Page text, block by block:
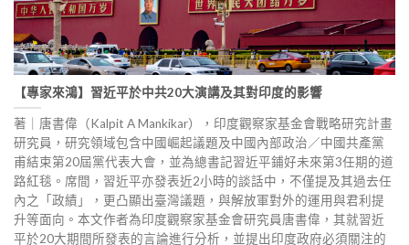
【專家來鴻】習近平於中共20大演講及其對印度的影響
著｜唐書偉（Kalpit A Mankikar），印度觀察家基金會戰略研究計畫
研究員，研究領域包含中國崛起議題及中國內部政治／中國共產黨
甫結束第20屆黨代表大會，並為總書記習近平鋪好未來第3任期的道
路紅毯。席間，習近平亦發表近2小時的談話中，不僅提及其過去任
內之「政績」，更凸顯出臺灣議題，與解放軍對外的運用與君利提
升等面向。本文作者為印度觀察家基金會研究員唐書偉，其就習近
平於20大期間所發表的言論進行分析，並提出印度政府必須關注的